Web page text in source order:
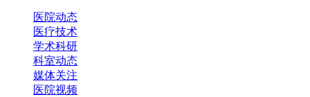
医院动态
医疗技术
学术科研
科室动态
媒体关注
医院视频